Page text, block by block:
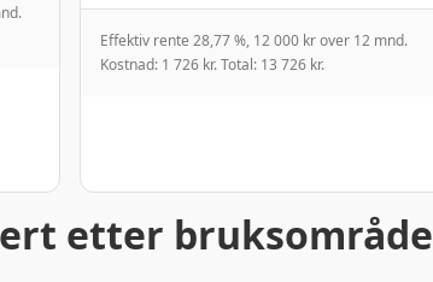
Effektiv rente 28,77 %, 12 000 kr over 12 mnd.
Kostnad: 1 726 kr. Total: 13 726 kr.
etter bruksområde